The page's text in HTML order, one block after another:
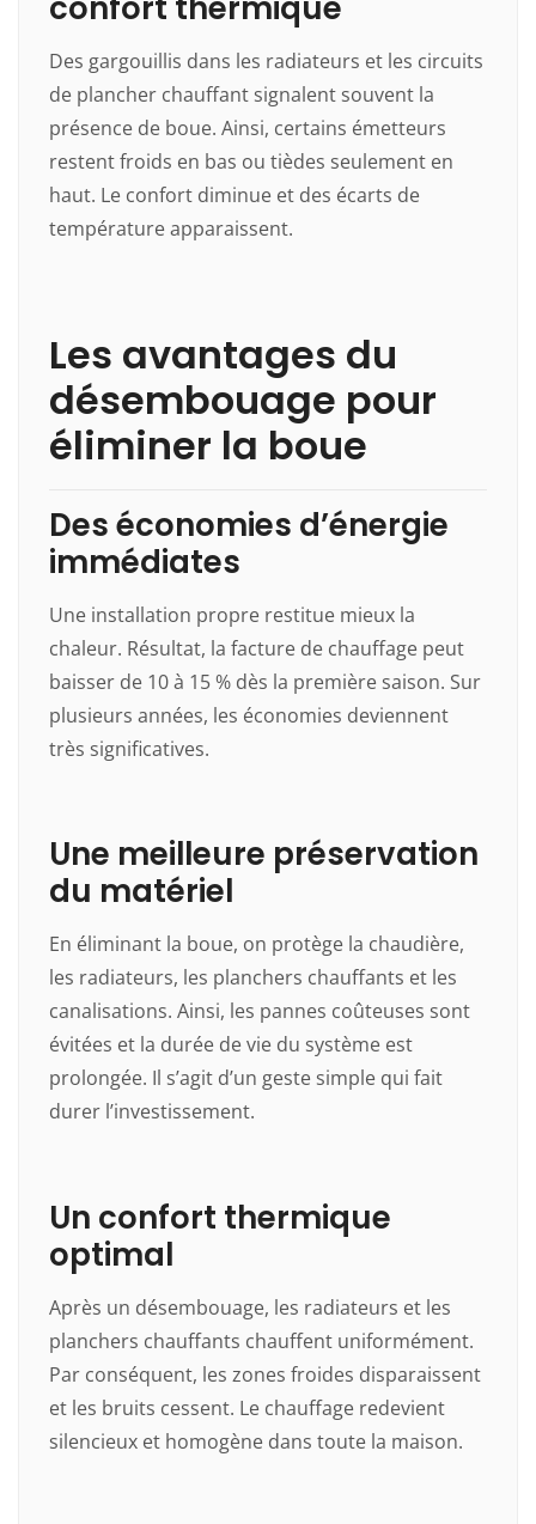
Des gargouillis dans les radiateurs et les circuits
de plancher chauffant signalent souvent la
présence de boue. Ainsi, certains émetteurs
restent froids en bas ou tièdes seulement en
haut. Le confort diminue et des écarts de
température apparaissent.
Les avantages du
désembouage pour
éliminer la boue
Des économies d’énergie
immédiates
Une installation propre restitue mieux la
chaleur. Résultat, la facture de chauffage peut
baisser de 10 à 15 % dès la première saison. Sur
plusieurs années, les économies deviennent
très significatives.
Une meilleure préservation
du matériel
En éliminant la boue, on protège la chaudière,
les radiateurs, les planchers chauffants et les
canalisations. Ainsi, les pannes coûteuses sont
évitées et la durée de vie du système est
prolongée. Il s’agit d’un geste simple qui fait
durer l’investissement.
Un confort thermique
optimal
Après un désembouage, les radiateurs et les
planchers chauffants chauffent uniformément.
Par conséquent, les zones froides disparaissent
et les bruits cessent. Le chauffage redevient
silencieux et homogène dans toute la maison.